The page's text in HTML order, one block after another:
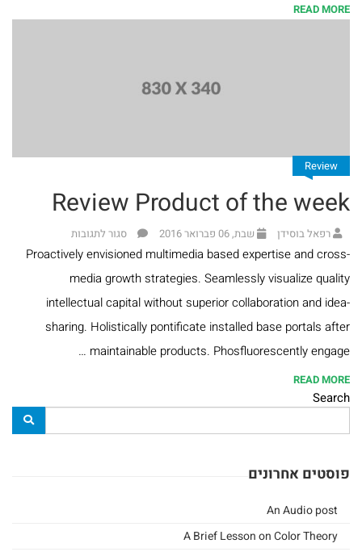
ספרים
בנושא
הלכה
ומנהג
ספרים
נוספים
ספרי
הרב
משה
READ MORE
Review
Review Product of the week
רפאל בוסידן שבת, 06 פברואר 2016 סגור לתגובות
Proactively envisioned multimedia based expertise and cross-
media growth strategies. Seamlessly visualize quality
intellectual capital without superior collaboration and idea-
sharing. Holistically pontificate installed base portals after
maintainable products. Phosfluorescently engage …
READ MORE
Search
פוסטים אחרונים
An Audio post
A Brief Lesson on Color Theory